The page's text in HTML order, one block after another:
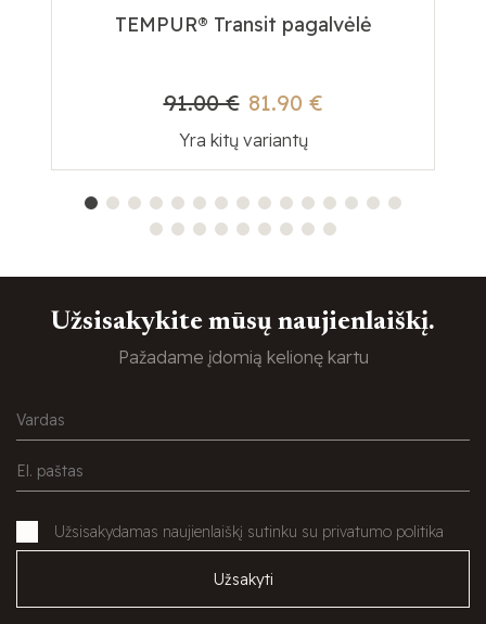
TEMPUR® Transit pagalvėlė
81.90 €
91.00 €
Yra kitų variantų
Užsisakykite mūsų naujienlaiškį.
Pažadame įdomią kelionę kartu
Užsisakydamas naujienlaiškį sutinku su privatumo politika
Užsakyti